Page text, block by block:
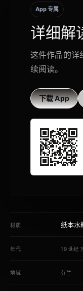
App 专属
详细解
这件作品的详
续阅读。
下载 App
材质 纸本水
年代 19世纪
地域 芬兰